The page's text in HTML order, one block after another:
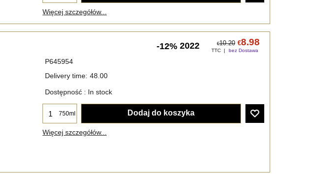
Więcej szczegółów...
-12% 2022 €10.20 €8.98
TTC bez Dostawa
P645954
Delivery time: 48.00
Dostępność : In stock
750ml Dodaj do koszyka
Więcej szczegółów...